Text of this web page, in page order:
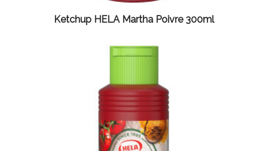
Ketchup HELA Martha Poivre 300ml